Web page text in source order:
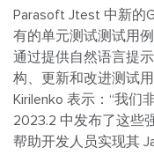
Parasoft Jtest 中新的
有的单元测试测试用
通过提供自然语言提
构、更新和改进测试用
Kirilenko 表示：“我们
2023.2 中发布了这些
帮助开发人员实现其